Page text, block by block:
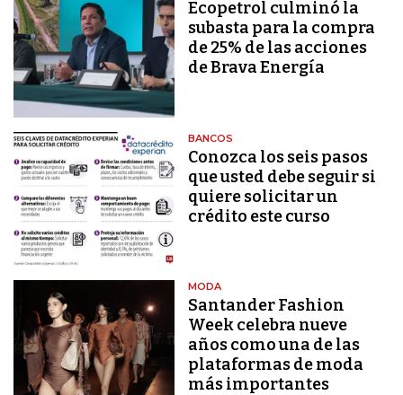
Ecopetrol culminó la
subasta para la compra
de 25% de las acciones
de Brava Energía
BANCOS
Conozca los seis pasos
que usted debe seguir si
quiere solicitar un
crédito este curso
MODA
Santander Fashion
Week celebra nueve
años como una de las
plataformas de moda
más importantes